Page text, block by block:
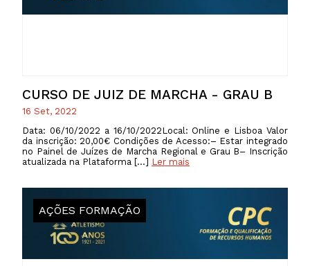
CURSO DE JUIZ DE MARCHA - GRAU B
16 Set, 2022
Data: 06/10/2022 a 16/10/2022Local: Online e Lisboa Valor
da inscrição: 20,00€ Condições de Acesso:– Estar integrado
no Painel de Juízes de Marcha Regional e Grau B– Inscrição
atualizada na Plataforma […] Ler mais
AÇÕES FORMAÇÃO